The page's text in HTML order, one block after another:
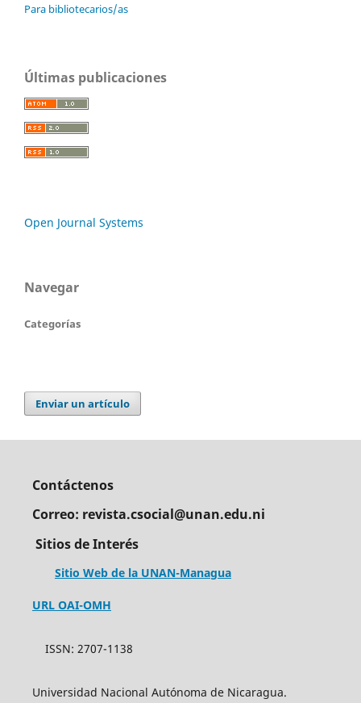
Para bibliotecarios/as
Últimas publicaciones
Open Journal Systems
Navegar
Categorías
Enviar un artículo
Contáctenos
Correo: revista.csocial@unan.edu.ni
Sitios de Interés
Sitio Web de la UNAN-Managua
URL OAI-OMH
ISSN: 2707-1138
Universidad Nacional Autónoma de Nicaragua.